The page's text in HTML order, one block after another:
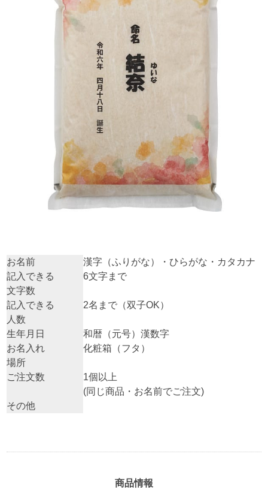
お名前
漢字（ふりがな）・ひらがな・カタカナ
記入できる
文字数
6文字まで
記入できる
人数
2名まで（双子OK）
生年月日
和暦（元号）漢数字
お名入れ
場所
化粧箱（フタ）
ご注文数
1個以上
(同じ商品・お名前でご注文)
その他
商品情報